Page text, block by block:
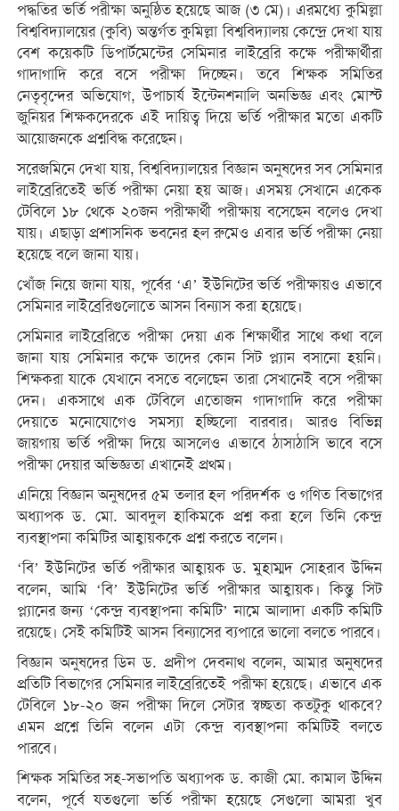
পদ্ধতির ভর্তি পরীক্ষা অনুষ্ঠিত হয়েছে আজ (৩ মে)। এরমধ্যে কুমিল্লা
বিশ্ববিদ্যালয়ের (কুবি) অন্তর্গত কুমিল্লা বিশ্ববিদ্যালয় কেন্দ্রে দেখা যায়
বেশ কয়েকটি ডিপার্টমেন্টের সেমিনার লাইব্রেরি কক্ষে পরীক্ষার্থীরা
গাদাগাদি করে বসে পরীক্ষা দিচ্ছেন। তবে শিক্ষক সমিতির
নেতৃবৃন্দের অভিযোগ, উপাচার্য ইন্টেনশনালি অনভিজ্ঞ এবং মোস্ট
জুনিয়র শিক্ষকদেরকে এই দায়িত্ব দিয়ে ভর্তি পরীক্ষার মতো একটি
আয়োজনকে প্রশ্নবিদ্ধ করেছেন।
সরেজমিনে দেখা যায়, বিশ্ববিদ্যালয়ের বিজ্ঞান অনুষদের সব সেমিনার
লাইব্রেরিতেই ভর্তি পরীক্ষা নেয়া হয় আজ। এসময় সেখানে একেক
টেবিলে ১৮ থেকে ২০জন পরীক্ষার্থী পরীক্ষায় বসেছেন বলেও দেখা
যায়। এছাড়া প্রশাসনিক ভবনের হল রুমেও এবার ভর্তি পরীক্ষা নেয়া
হয়েছে বলে জানা যায়।
খোঁজ নিয়ে জানা যায়, পূর্বের ‘এ’ ইউনিটের ভর্তি পরীক্ষায়ও এভাবে
সেমিনার লাইব্রেরিগুলোতে আসন বিন্যাস করা হয়েছে।
সেমিনার লাইব্রেরিতে পরীক্ষা দেয়া এক শিক্ষার্থীর সাথে কথা বলে
জানা যায় সেমিনার কক্ষে তাদের কোন সিট প্ল্যান বসানো হয়নি।
শিক্ষকরা যাকে যেখানে বসতে বলেছেন তারা সেখানেই বসে পরীক্ষা
দেন। একসাথে এক টেবিলে এতোজন গাদাগাদি করে পরীক্ষা
দেয়াতে মনোযোগেও সমস্যা হচ্ছিলো বারবার। আরও বিভিন্ন
জায়গায় ভর্তি পরীক্ষা দিয়ে আসলেও এভাবে ঠাসাঠাসি ভাবে বসে
পরীক্ষা দেয়ার অভিজ্ঞতা এখানেই প্রথম।
এনিয়ে বিজ্ঞান অনুষদের ৫ম তলার হল পরিদর্শক ও গণিত বিভাগের
অধ্যাপক ড. মো. আবদুল হাকিমকে প্রশ্ন করা হলে তিনি কেন্দ্র
ব্যবস্থাপনা কমিটির আহ্বায়ককে প্রশ্ন করতে বলেন।
‘বি’ ইউনিটের ভর্তি পরীক্ষার আহ্বায়ক ড. মুহাম্মদ সোহরাব উদ্দিন
বলেন, আমি ‘বি’ ইউনিটের ভর্তি পরীক্ষার আহ্বায়ক। কিন্তু সিট
প্ল্যানের জন্য ‘কেন্দ্র ব্যবস্থাপনা কমিটি’ নামে আলাদা একটি কমিটি
রয়েছে। সেই কমিটিই আসন বিন্যাসের ব্যপারে ভালো বলতে পারবে।
বিজ্ঞান অনুষদের ডিন ড. প্রদীপ দেবনাথ বলেন, আমার অনুষদের
প্রতিটি বিভাগের সেমিনার লাইব্রেরিতেই পরীক্ষা হয়েছে। এভাবে এক
টেবিলে ১৮-২০ জন পরীক্ষা দিলে সেটার স্বচ্ছতা কতটুকু থাকবে?
এমন প্রশ্নে তিনি বলেন এটা কেন্দ্র ব্যবস্থাপনা কমিটিই বলতে
পারবে।
শিক্ষক সমিতির সহ-সভাপতি অধ্যাপক ড. কাজী মো. কামাল উদ্দিন
বলেন, পূর্বে যতগুলো ভর্তি পরীক্ষা হয়েছে সেগুলো আমরা খুব